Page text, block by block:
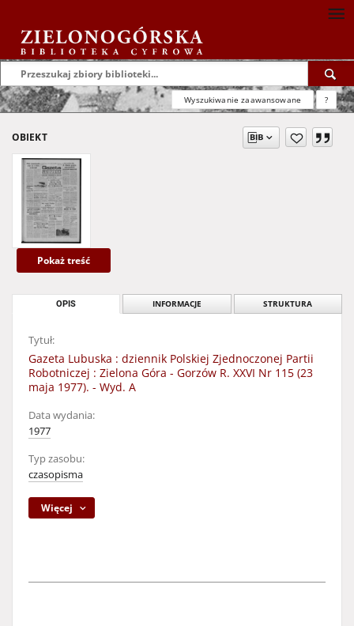
Wyszukiwanie zaawansowane ?
OBIEKT
Pokaż treść
OPIS INFORMACJE STRUKTURA
Tytuł:
Gazeta Lubuska : dziennik Polskiej Zjednoczonej Partii
Robotniczej : Zielona Góra - Gorzów R. XXVI Nr 115 (23
maja 1977). - Wyd. A
Data wydania:
1977
Typ zasobu:
czasopisma
Więcej